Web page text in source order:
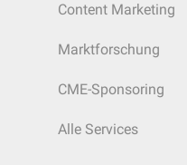
Content Marketing
Marktforschung
CME-Sponsoring
Alle Services